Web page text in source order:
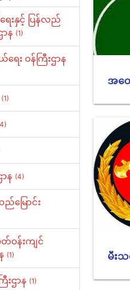
အထွေ
မီးသ
းနှင့် ပြန်လည်
ာန (1)
း ဝန်ကြီးဌာန
(1)
န (4)
ည်မြောင်း
ဝန်းကျင်
(1)
းဌာန (1)